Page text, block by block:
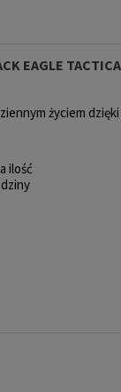
EAGLE
życiem
ilość